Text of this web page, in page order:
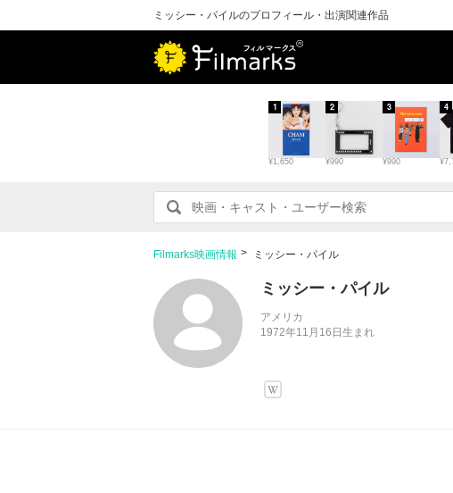
ミッシー・パイルのプロフィール・出演関連作品
¥1,650
1
¥990
2
¥990
3 4
Filmarks映画情報 ミッシー・パイル
ミッシー・パイル
アメリカ
1972年11月16日生まれ